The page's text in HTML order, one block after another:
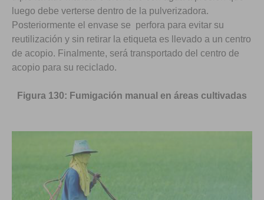
luego debe verterse dentro de la pulverizadora.
Posteriormente el envase se perfora para evitar su
reutilización y sin retirar la etiqueta es llevado a un centro
de acopio. Finalmente, será transportado del centro de
acopio para su reciclado.
Figura 130: Fumigación manual en áreas cultivadas